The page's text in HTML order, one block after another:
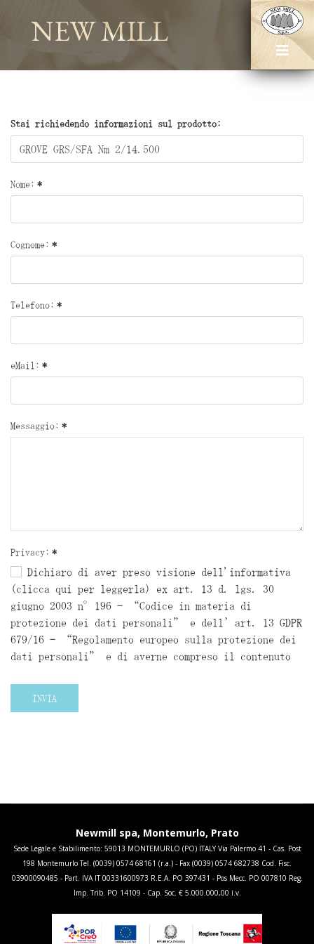
NEW MILL
Stai richiedendo informazioni sul prodotto:
Nome: *
Cognome: *
Telefono: *
eMail: *
Messaggio: *
Privacy: *
Dichiaro di aver preso visione dell'informativa
(clicca qui per leggerla) ex art. 13 d. lgs. 30
giugno 2003 n°196 – “Codice in materia di
protezione dei dati personali” e dell’art. 13 GDPR
679/16 – “Regolamento europeo sulla protezione dei
dati personali” e di averne compreso il contenuto
INVIA
Newmill spa, Montemurlo, Prato
Sede Legale e Stabilimento: 59013 MONTEMURLO (PO) ITALY Via Palermo 41 - Cas. Post
198 Montemurlo Tel. (0039) 0574 68161 (r.a.) - Fax (0039) 0574 682738 Cod. Fisc.
03900090485 - Part. IVA IT 00331600973 R.E.A. PO 397431 - Pos Mecc. PO 007810 Reg.
Imp. Trib. PO 14109 - Cap. Soc. € 5.000.000,00 i.v.